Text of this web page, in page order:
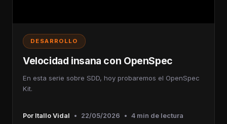
DESARROLLO
Velocidad insana con OpenSpec
En esta serie sobre SDD, hoy probaremos el OpenSpec
Kit.
Por Itallo Vidal • 22/05/2026 • 4 min de lectura